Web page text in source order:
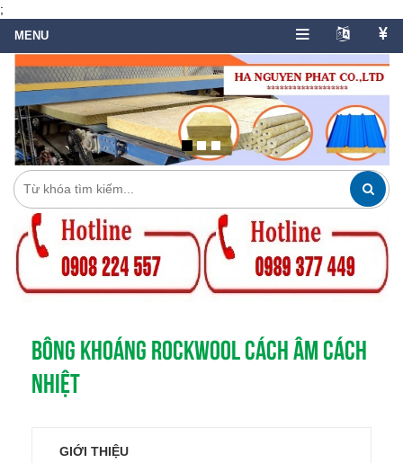
;
BÔNG KHOÁNG ROCKWOOL CÁCH ÂM CÁCH
NHIỆT
GIỚI THIỆU